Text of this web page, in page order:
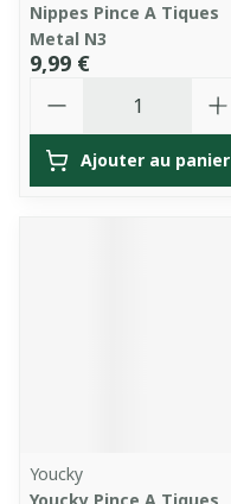
Nippes Pince A Tiques
Metal N3
9,99 €
Ajouter au panier
Youcky